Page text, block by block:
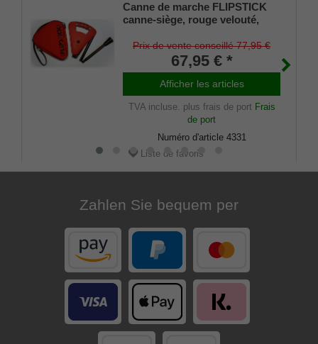
Canne de marche FLIPSTICK
canne-siège, rouge velouté,
solide,siège/poignée pliable
spécial,avec amortisseur en
caoutchouc et sac en nylon
pratique.
Prix de vente conseillé 77,95 €
67,95 € *
Afficher les articles
TVA incluse. plus frais de port Frais
de port
Numéro d'article 4331
Liste de favoris
Zahlen Sie bequem per